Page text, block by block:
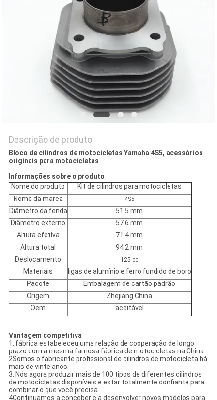
Descrição de produto
Bloco de cilindros de motocicletas Yamaha 4S5, acessórios
originais para motocicletas
Informações sobre o produto
Nome do produto
Kit de cilindros para motocicletas
Nome da marca
4S5
Diâmetro da fenda
51.5 mm
Diâmetro externo
57.6 mm
Altura efetiva
71.4 mm
Altura total
94.2 mm
Deslocamento
125 cc
Materiais
ligas de alumínio e ferro fundido de boro
Pacote
Embalagem de cartão padrão
Origem
Zhejiang China
Oem
aceitável
Vantagem competitiva
1. fábrica estabeleceu uma relação de cooperação de longo
prazo com a mesma famosa fábrica de motocicletas na China
2Somos o fabricante profissional de cilindros de motocicleta há
mais de vinte anos.
3. Nós agora produzir mais de 100 tipos de diferentes cilindros
de motocicletas disponíveis e estar totalmente confiante para
combinar o que você precisa
4Continuamos a conceber e a desenvolver novos modelos para